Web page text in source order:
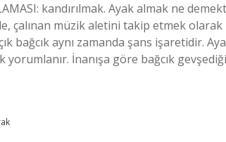
kandırılmak. Ayak almak ne
çalınan müzik aletini takip etmek olarak
bağcık aynı zamanda şans işaretidir.
İnanışa göre bağcık